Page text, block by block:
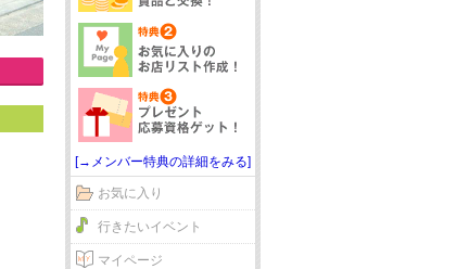
[→メンバー特典の詳細をみる]
お気に入り
行きたいイベント
マイページ